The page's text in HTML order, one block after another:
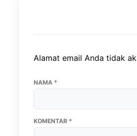
Alamat email Anda tidak
KOMENTAR *
NAMA *